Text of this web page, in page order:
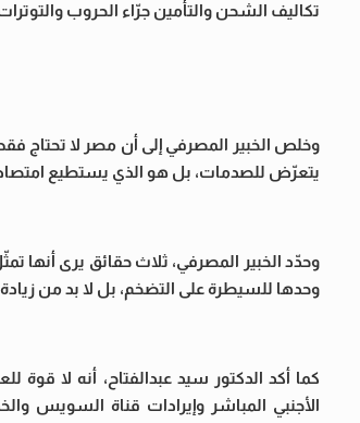
تكاليف الشحن والتأمين جرّاء الحروب
وخلص الخبير المصرفي إلى أن مصر لا تحتاج فقط
يتعرّض للصدمات، بل هو الذي يستطيع امتصاص
وحدّد الخبير المصرفي، ثلاث حقائق يرى أنها
وحدها للسيطرة على التضخم، بل لا بد من
كما أكد الدكتور سيد عبدالفتاح، أنه لا قوة
الأجنبي المباشر وإيرادات قناة السويس